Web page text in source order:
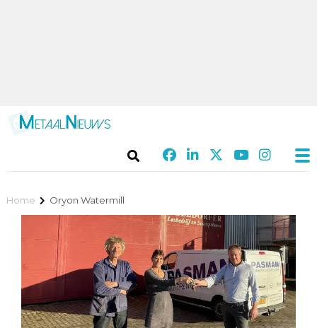
Home Oryon Watermill